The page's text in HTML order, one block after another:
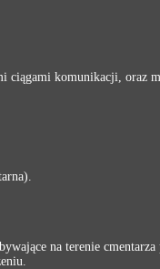
ciągami komunikacji, oraz
na terenie cmentarza